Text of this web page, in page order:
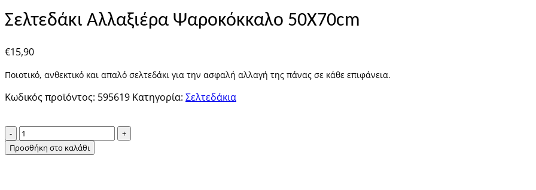
Σελτεδάκι Αλλαξιέρα Ψαροκόκκαλο 50Χ70cm
€15,90
Ποιοτικό, ανθεκτικό και απαλό σελτεδάκι για την ασφαλή αλλαγή της πάνας σε κάθε επιφάνεια.
Κωδικός προϊόντος: 595619 Κατηγορία: Σελτεδάκια
Σελτεδάκι
Αλλαξιέρα
Ψαροκόκκαλο
Προσθήκη στο καλάθι